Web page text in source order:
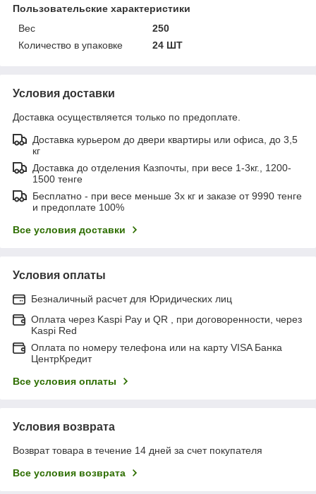
Пользовательские характеристики
Вес
250
Количество в упаковке
24 ШТ
Условия доставки
Доставка осуществляется только по предоплате.
Доставка курьером до двери квартиры или офиса, до 3,5
кг
Доставка до отделения Казпочты, при весе 1-3кг., 1200-
1500 тенге
Бесплатно - при весе меньше 3х кг и заказе от 9990 тенге
и предоплате 100%
Все условия доставки
Условия оплаты
Безналичный расчет для Юридических лиц
Оплата через Kaspi Pay и QR , при договоренности, через
Kaspi Red
Оплата по номеру телефона или на карту VISA Банка
ЦентрКредит
Все условия оплаты
Условия возврата
Возврат товара в течение 14 дней за счет покупателя
Все условия возврата